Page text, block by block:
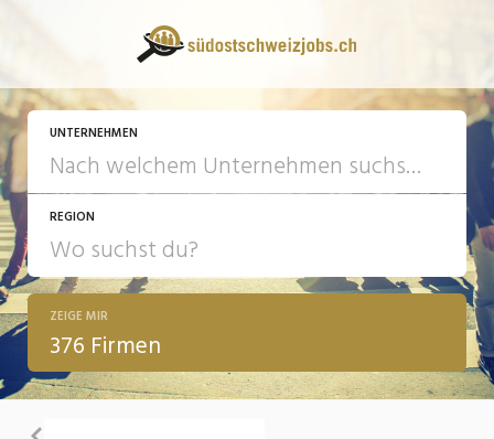
UNTERNEHMEN
REGION
ZEIGE MIR
376 Firmen